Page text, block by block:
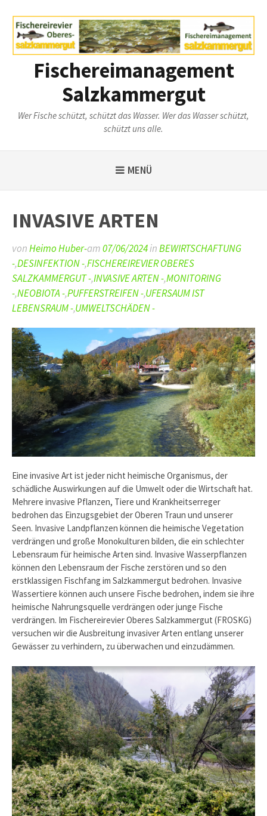
zum
Inhalt
Fischereimanagement
Salzkammergut
Wer Fische schützt, schützt das Wasser. Wer das Wasser schützt,
schützt uns alle.
MENÜ
INVASIVE ARTEN
vonHeimo Huber-am07/06/2024inBEWIRTSCHAFTUNG
-,DESINFEKTION -,FISCHEREIREVIER OBERES
SALZKAMMERGUT -,INVASIVE ARTEN -,MONITORING
-,NEOBIOTA -,PUFFERSTREIFEN -,UFERSAUM IST
LEBENSRAUM -,UMWELTSCHÄDEN -
Eine invasive Art ist jeder nicht heimische Organismus, der
schädliche Auswirkungen auf die Umwelt oder die Wirtschaft hat.
Mehrere invasive Pflanzen, Tiere und Krankheitserreger
bedrohen das Einzugsgebiet der Oberen Traun und unserer
Seen. Invasive Landpflanzen können die heimische Vegetation
verdrängen und große Monokulturen bilden, die ein schlechter
Lebensraum für heimische Arten sind. Invasive Wasserpflanzen
können den Lebensraum der Fische zerstören und so den
erstklassigen Fischfang im Salzkammergut bedrohen. Invasive
Wassertiere können auch unsere Fische bedrohen, indem sie ihre
heimische Nahrungsquelle verdrängen oder junge Fische
verdrängen. Im Fischereirevier Oberes Salzkammergut (FROSKG)
versuchen wir die Ausbreitung invasiver Arten entlang unserer
Gewässer zu verhindern, zu überwachen und einzudämmen.